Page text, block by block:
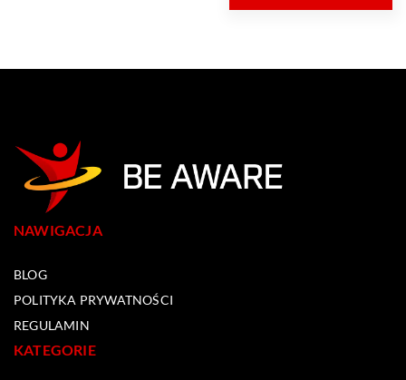
NAWIGACJA
BLOG
POLITYKA PRYWATNOŚCI
REGULAMIN
KATEGORIE